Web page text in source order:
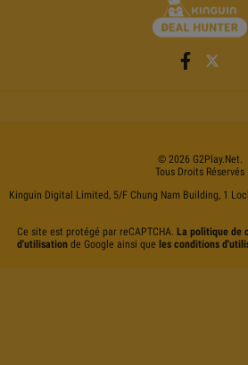
© 2026 G2Play.net.
Tous Droits Réservés
Kinguin Digital Limited, 5/F Chung Nam Building, 1
Ce site est protégé par reCAPTCHA. La politique de
d'utilisationde Google ainsi que les conditions